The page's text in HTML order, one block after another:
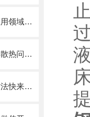
加工中心钢板防护罩的主要应用领域和产品的主要特性
加工中心钢板防护罩碰到内部散热问题改怎么办？这篇文章告诉你
机床排屑机常见问题的解决方法快来看看吧！